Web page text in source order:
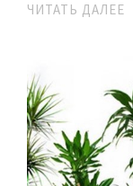
ЧИТАТЬ ДАЛЕЕ